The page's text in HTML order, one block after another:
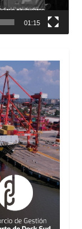
01:15